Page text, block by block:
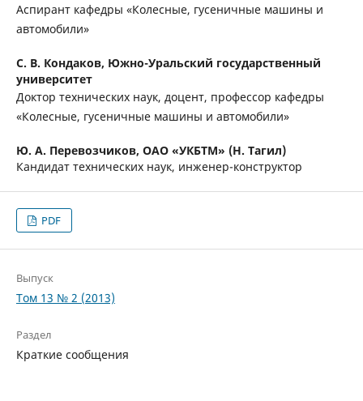
Аспирант кафедры «Колесные, гусеничные машины и
автомобили»
С. В. Кондаков, Южно-Уральский государственный
университет
Доктор технических наук, доцент, профессор кафедры
«Колесные, гусеничные машины и автомобили»
Ю. А. Перевозчиков, ОАО «УКБТМ» (Н. Тагил)
Кандидат технических наук, инженер-конструктор
PDF
Выпуск
Том 13 № 2 (2013)
Раздел
Краткие сообщения